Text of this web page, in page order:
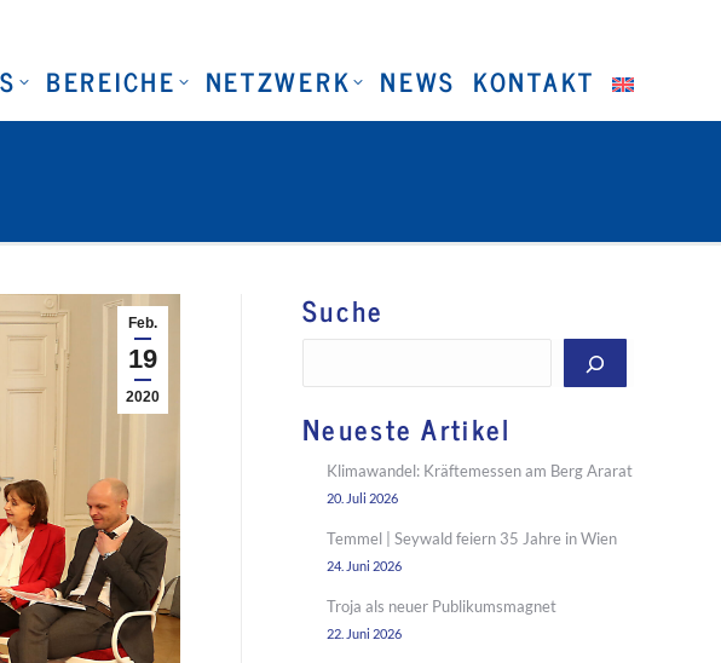
BEREICHE NETZWERK NEWS KONTAKT
Feb.
19
2020
Suche
Neueste Artikel
Klimawandel: Kräftemessen am Berg Ararat
20. Juli 2026
Temmel | Seywald feiern 35 Jahre in Wien
24. Juni 2026
Troja als neuer Publikumsmagnet
22. Juni 2026